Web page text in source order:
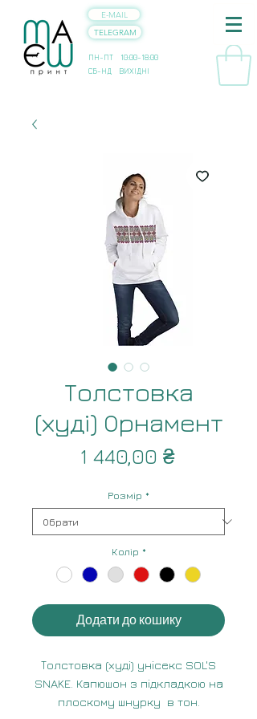
E-MAIL
TELEGRAM
ПН-ПТ 10:00-18:00
СБ-НД ВИХІДНІ
Толстовка
(худі) Орнамент
1 440,00 ₴Ціна
Розмір *
Колір *
Додати до кошику
Толстовка (худі) унісекс SOL'S
SNAKE. Капюшон з підкладкою на
плоскому шнурку в тон.